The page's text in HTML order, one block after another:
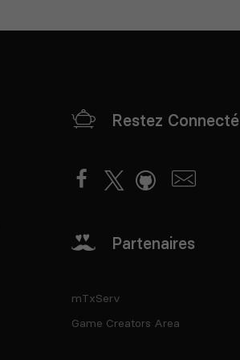
Restez Connecté
Partenaires
mTxServ
Game Creators Area